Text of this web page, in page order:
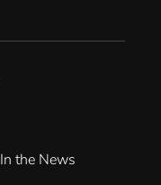
In the News